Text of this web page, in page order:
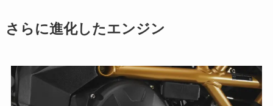
さらに進化したエンジン